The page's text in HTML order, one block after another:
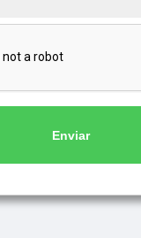
Enviar